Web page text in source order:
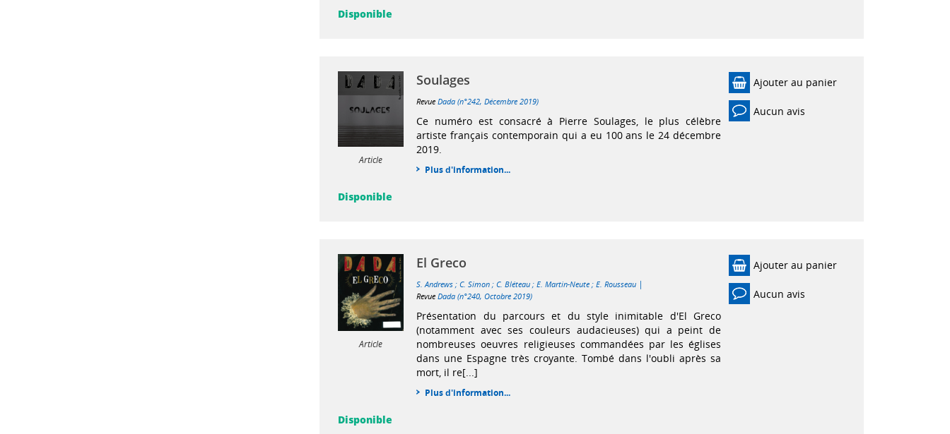
Disponible
Article
Soulages
RevueDada (n°242, Décembre 2019)
Ce numéro est consacré à Pierre Soulages, le plus célèbre
artiste français contemporain qui a eu 100 ans le 24 décembre
2019.
Plus d'information...
Ajouter au panier
Aucun avis
Disponible
Article
El Greco
S. Andrews ;C. Simon ;C. Bléteau ;E. Martin-Neute ;E. Rousseau |
RevueDada (n°240, Octobre 2019)
Présentation du parcours et du style inimitable d'El Greco
(notamment avec ses couleurs audacieuses) qui a peint de
nombreuses oeuvres religieuses commandées par les églises
dans une Espagne très croyante. Tombé dans l'oubli après sa
mort, il re[...]
Plus d'information...
Ajouter au panier
Aucun avis
Disponible